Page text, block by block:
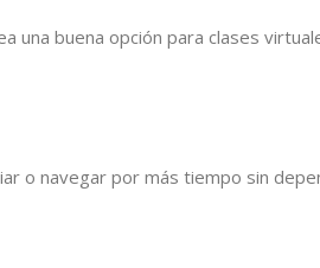
buena opción para clases
o navegar por más tiempo sin